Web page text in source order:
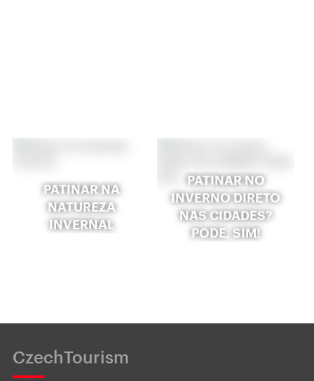
PATINAR NA
NATUREZA
INVERNAL
PATINAR NO
INVERNO DIRETO
NAS CIDADES?
PODE, SIM!
CzechTourism